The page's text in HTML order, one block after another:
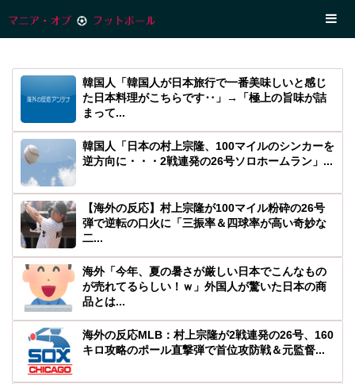
韓国人「韓国人が日本旅行で一番美味しいと感じ
た日本料理がこちらです‥」→「極上の旨味が詰
まって...
韓国人「日本の村上宗隆、100マイルのシンカーを
逆方向に・・・2戦連発の26号ソロホームラン」...
【海外の反応】村上宗隆が100マイル粉砕の26号
弾で逆転の口火に「三振率＆四球率が高い奇妙な
二...
海外「今年、夏の暑さが厳しい日本でこんなもの
が売れてるらしい！ｗ」外国人が驚いた日本の商
品とは...
海外の反応MLB：村上宗隆が2戦連発の26号、160
キロ攻略のポール直撃弾で首位攻防戦＆元監督...